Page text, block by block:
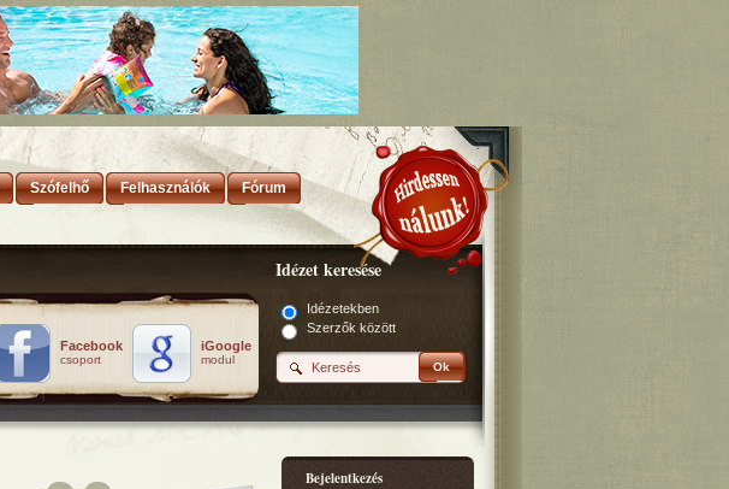
Szófelhő Felhasználók Fórum
Facebook
csoport
iGoogle
modul
Idézet keresése
Idézetekben
Szerzők között
Ok
Bejelentkezés